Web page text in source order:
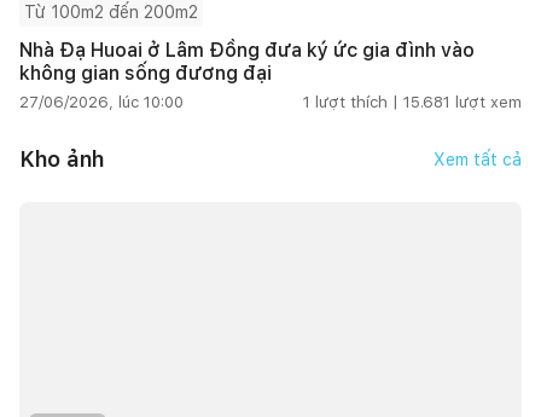
Từ 100m2 đến 200m2
Nhà Đạ Huoai ở Lâm Đồng đưa ký ức gia đình vào
không gian sống đương đại
27/06/2026, lúc 10:00 1 lượt thích | 15.681 lượt xem
Kho ảnh Xem tất cả